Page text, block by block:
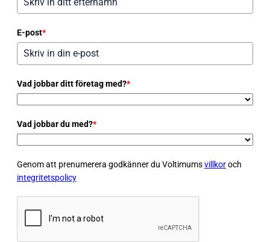
E-post*
Vad jobbar ditt företag med?*
Vad jobbar du med?*
Genom att prenumerera godkänner du Voltimumsvillkoroch
integritetspolicy